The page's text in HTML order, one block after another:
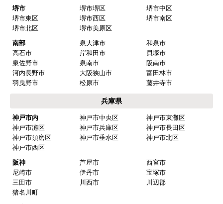
堺市
堺市堺区
堺市中区
堺市東区
堺市西区
堺市南区
堺市北区
堺市美原区
南部
泉大津市
和泉市
高石市
岸和田市
貝塚市
泉佐野市
泉南市
阪南市
河内長野市
大阪狭山市
富田林市
羽曳野市
松原市 藤井寺市
兵庫県
神戸市内 神戸市中央区
神戸市東灘区
神戸市灘区
神戸市兵庫区
神戸市長田区
神戸市須磨区
神戸市垂水区
神戸市北区
神戸市西区
阪神
芦屋市
西宮市
尼崎市
伊丹市
宝塚市
三田市
川西市
川辺郡
猪名川町